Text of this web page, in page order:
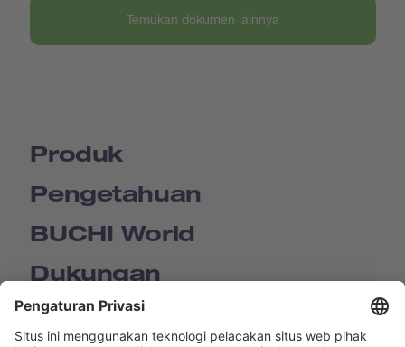
Temukan dokumen lainnya
Produk
Pengetahuan
BUCHI World
Dukungan
Shop